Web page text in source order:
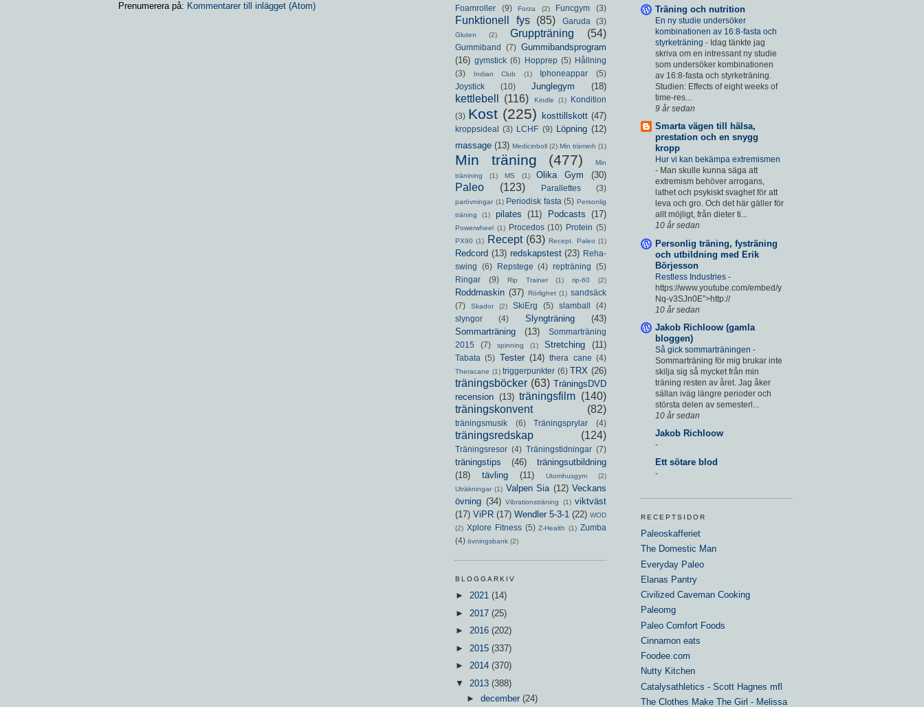
Prenumerera på: Kommentarer till inlägget (Atom) Träning och nutrition
En ny studie undersöker
kombinationen av 16:8-fasta och
styrketräning - Idag tänkte jag
skriva om en intressant ny studie
som undersöker kombinationen
av 16:8-fasta och styrketräning.
Studien: Effects of eight weeks of
time-res...
9 år sedan
Smarta vägen till hälsa,
prestation och en snygg
kropp
Hur vi kan bekämpa extremismen
- Man skulle kunna säga att
extremism behöver arrogans,
lathet och psykiskt svaghet för att
leva och gro. Och det här gäller för
allt möjligt, från dieter ti...
10 år sedan
Personlig träning, fysträning
och utbildning med Erik
Börjesson
Restless Industries -
https://www.youtube.com/embed/y
Nq-v3SJn0E”>http://
10 år sedan
Jakob Richloow (gamla
bloggen)
Så gick sommarträningen -
Sommarträning för mig brukar inte
skilja sig så mycket från min
träning resten av året. Jag åker
sällan iväg längre perioder och
största delen av semesterl...
10 år sedan
Jakob Richloow
-
Ett sötare blod
-
RECEPTSIDOR
Paleoskafferiet
The Domestic Man
Everyday Paleo
Elanas Pantry
Civilized Caveman Cooking
Paleomg
Paleo Comfort Foods
Cinnamon eats
Foodee.com
Nutty Kitchen
Catalysathletics - Scott Hagnes mfl
The Clothes Make The Girl - Melissa
Foamroller
(9) Forza (2) Funcgym (3)
Funktionell fys (85) Garuda (3)
Gluten (2) Gruppträning (54)
Gummiband (7) Gummibandsprogram
(16) gymstick (6) Hopprep (5) Hållning
(3)
Indian Club (1) Iphoneappar
(5)
Joystick
(10) Junglegym (18)
kettlebell (116) Kindle (1)
Kondition
(3) Kost (225) kosttillskott (47)
kroppsideal (3) LCHF (9) Löpning (12)
massage (13) Medicinboll (2) Min träminh (1)
Min träning (477)
Min
tränining
(1) MS (1) Olika Gym (30)
Paleo (123) Parallettes (3)
parövningar (1) Periodisk fasta (5) Personlig
träning
(1) pilates (11) Podcasts (17)
Powerwheel (1) Procedos (10) Protein (5)
PX90 (1) Recept (63) Recept. Paleo (1)
Redcord (13) redskapstest (23) Reha-
swing
(6) Repstege (4) repträning
(5)
Ringar
(9) Rip Trainer (1) rip-60 (2)
Roddmaskin (37) Rörlighet (1) sandsäck
(7)
Skador (2) SkiErg (5) slamball
(4)
slyngor
(4) Slyngträning
(43)
Sommarträning
(13)
Sommarträning
2015
(7) spinning (1) Stretching (11)
Tabata (5) Tester (14) thera cane (4)
Theracane (1) triggerpunkter (6) TRX (26)
träningsböcker (63) TräningsDVD
recension (13) träningsfilm (140)
träningskonvent
(82)
träningsmusik (6) Träningsprylar (4)
träningsredskap (124)
Träningsresor (4) Träningstidningar (7)
träningstips (46)
träningsutbildning
(18)
tävling (11) Utomhusgym
(2)
Uträkningar (1) Valpen Sia (12) Veckans
övning (34) Vibrationsträning (1) viktväst
(17) ViPR (17) Wendler 5-3-1 (22) WOD
(2) Xplore Fitness (5) Z-Health (1) Zumba
(4) övningsbank (2)
BLOGGARKIV
► 2021 (14)
► 2017 (25)
► 2016 (202)
► 2015 (337)
► 2014 (370)
▼ 2013 (388)
► december (24)